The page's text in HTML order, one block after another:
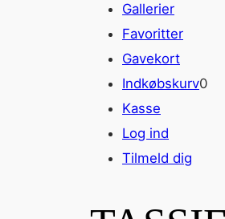
Gallerier
Favoritter
Gavekort
Indkøbskurv0
Kasse
Log ind
Tilmeld dig